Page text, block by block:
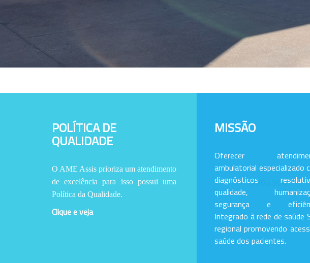
POLÍTICA DE
QUALIDADE
O AME Assis prioriza um atendimento
de excelência para isso possui uma
Política da Qualidade.
Clique e veja
MISSÃO
Oferecer
ambulatorial especializado
diagnósticos
qualidade,
segurança e
Integrado à rede de saúde
regional promovendo
saúde dos pacientes.